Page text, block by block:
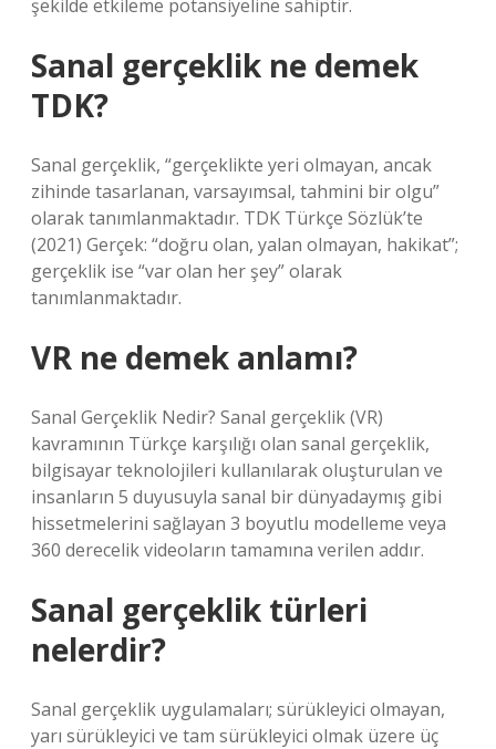
şekilde etkileme potansiyeline sahiptir.
Sanal gerçeklik ne demek
TDK?
Sanal gerçeklik, “gerçeklikte yeri olmayan, ancak
zihinde tasarlanan, varsayımsal, tahmini bir olgu”
olarak tanımlanmaktadır. TDK Türkçe Sözlük’te
(2021) Gerçek: “doğru olan, yalan olmayan, hakikat”;
gerçeklik ise “var olan her şey” olarak
tanımlanmaktadır.
VR ne demek anlamı?
Sanal Gerçeklik Nedir? Sanal gerçeklik (VR)
kavramının Türkçe karşılığı olan sanal gerçeklik,
bilgisayar teknolojileri kullanılarak oluşturulan ve
insanların 5 duyusuyla sanal bir dünyadaymış gibi
hissetmelerini sağlayan 3 boyutlu modelleme veya
360 derecelik videoların tamamına verilen addır.
Sanal gerçeklik türleri
nelerdir?
Sanal gerçeklik uygulamaları; sürükleyici olmayan,
yarı sürükleyici ve tam sürükleyici olmak üzere üç